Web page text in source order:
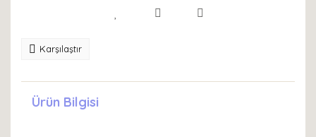
Karşılaştır
Ürün Bilgisi